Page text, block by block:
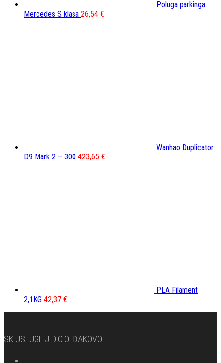
Poluga parkinga
Mercedes S klasa 26,54 €
Wanhao Duplicator
D9 Mark 2 – 300 423,65 €
PLA Filament
2,1KG 42,37 €
SK USLUGE J.d.o.o. ĐAKOVO